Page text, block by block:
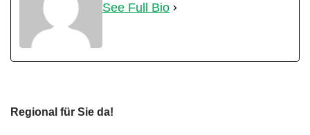
See Full Bio
Regional für Sie da!